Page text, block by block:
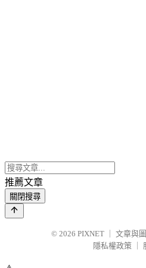
推薦文章
關閉搜尋
© 2026 PIXNET
文章與
隱私權政策